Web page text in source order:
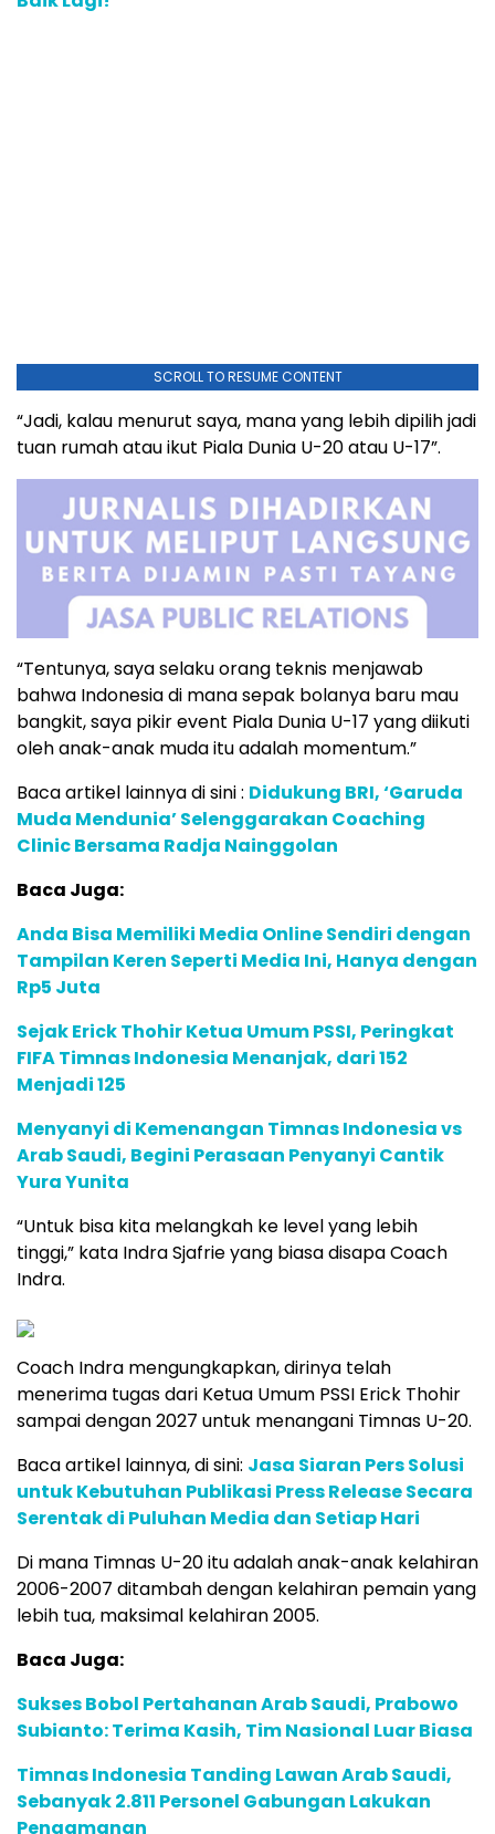
SCROLL TO RESUME CONTENT
“Jadi, kalau menurut saya, mana yang lebih dipilih jadi
tuan rumah atau ikut Piala Dunia U-20 atau U-17”.
“Tentunya, saya selaku orang teknis menjawab
bahwa Indonesia di mana sepak bolanya baru mau
bangkit, saya pikir event Piala Dunia U-17 yang diikuti
oleh anak-anak muda itu adalah momentum.”
Baca artikel lainnya di sini : Didukung BRI, ‘Garuda
Muda Mendunia’ Selenggarakan Coaching
Clinic Bersama Radja Nainggolan
Baca Juga:
Anda Bisa Memiliki Media Online Sendiri dengan
Tampilan Keren Seperti Media Ini, Hanya dengan
Rp5 Juta
Sejak Erick Thohir Ketua Umum PSSI, Peringkat
FIFA Timnas Indonesia Menanjak, dari 152
Menjadi 125
Menyanyi di Kemenangan Timnas Indonesia vs
Arab Saudi, Begini Perasaan Penyanyi Cantik
Yura Yunita
“Untuk bisa kita melangkah ke level yang lebih
tinggi,” kata Indra Sjafrie yang biasa disapa Coach
Indra.
Coach Indra mengungkapkan, dirinya telah
menerima tugas dari Ketua Umum PSSI Erick Thohir
sampai dengan 2027 untuk menangani Timnas U-20.
Baca artikel lainnya, di sini: Jasa Siaran Pers Solusi
untuk Kebutuhan Publikasi Press Release Secara
Serentak di Puluhan Media dan Setiap Hari
Di mana Timnas U-20 itu adalah anak-anak kelahiran
2006-2007 ditambah dengan kelahiran pemain yang
lebih tua, maksimal kelahiran 2005.
Baca Juga:
Sukses Bobol Pertahanan Arab Saudi, Prabowo
Subianto: Terima Kasih, Tim Nasional Luar Biasa
Timnas Indonesia Tanding Lawan Arab Saudi,
Sebanyak 2.811 Personel Gabungan Lakukan
Pengamanan